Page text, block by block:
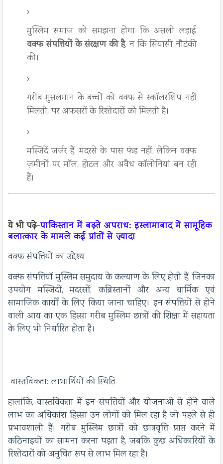
मुस्लिम समाज को समझना होगा कि असली लड़ाई
वक्फ संपत्तियों के संरक्षण की है, न कि सियासी नौटंकी
की।
गरीब मुसलमान के बच्चों को वक्फ से स्कॉलरशिप नहीं
मिलती, पर अफ़सरों के रिश्तेदारों को मिलती है।
मस्जिदें जर्जर हैं, मदरसे के पास फंड नहीं, लेकिन वक्फ
ज़मीनों पर मॉल, होटल और अवैध कॉलोनियां बन रही
हैं।
ये भी पढ़े-पाकिस्तान में बढ़ते अपराध: इस्लामाबाद में सामूहिक
बलात्कार के मामले कई प्रांतों से ज़्यादा
वक्फ संपत्तियों का उद्देश्य
वक्फ संपत्तियाँ मुस्लिम समुदाय के कल्याण के लिए होती हैं, जिनका
उपयोग मस्जिदों, मदरसों, कब्रिस्तानों और अन्य धार्मिक एवं
सामाजिक कार्यों के लिए किया जाना चाहिए। इन संपत्तियों से होने
वाली आय का एक हिस्सा गरीब मुस्लिम छात्रों की शिक्षा में सहायता
के लिए भी निर्धारित होता है।
वास्तविकता: लाभार्थियों की स्थिति
हालांकि, वास्तविकता में इन संपत्तियों और योजनाओं से होने वाले
लाभ का अधिकांश हिस्सा उन लोगों को मिल रहा है जो पहले से ही
प्रभावशाली हैं। गरीब मुस्लिम छात्रों को छात्रवृत्ति प्राप्त करने में
कठिनाइयों का सामना करना पड़ता है, जबकि कुछ अधिकारियों के
रिश्तेदारों को अनुचित रूप से लाभ मिल रहा है।